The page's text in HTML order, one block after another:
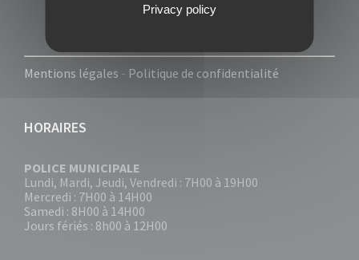
Mentions légales - Politique de confidentialité
HORAIRES
POLICE MUNICIPALE
Lundi, Mardi, Jeudi, Vendredi : 7H00 à 19H00
Mercredi : 7H00 à 14H00
Samedi : 8H00 à 14H00
Jours fériés : 8h00 à 12H00
Privacy policy